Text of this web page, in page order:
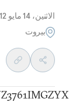
الاثنين، 14 مايو 2012
بيروت